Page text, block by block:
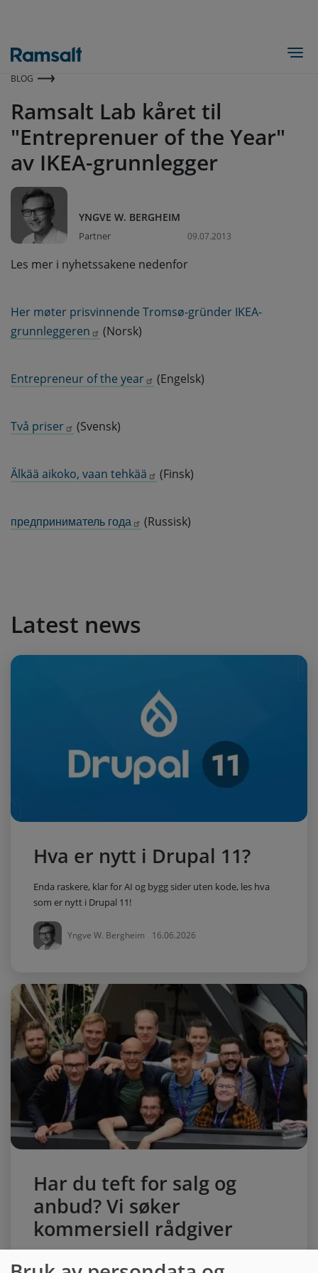
hovedinnhold
BLOG
Ramsalt Lab kåret til
"Entreprenuer of the Year"
av IKEA-grunnlegger
YNGVE W. BERGHEIM
Partner 09.07.2013
Les mer i nyhetssakene nedenfor
Her møter prisvinnende Tromsø-gründer IKEA-
grunnleggeren
(Norsk)
Entrepreneur of the year (Engelsk)
Två priser (Svensk)
Älkää aikoko, vaan tehkää (Finsk)
предприниматель года (Russisk)
Latest news
Hva er nytt i Drupal 11?
Enda raskere, klar for AI og bygg sider uten kode, les hva
som er nytt i Drupal 11!
Yngve W. Bergheim 16.06.2026
Har du teft for salg og
anbud? Vi søker
kommersiell rådgiver